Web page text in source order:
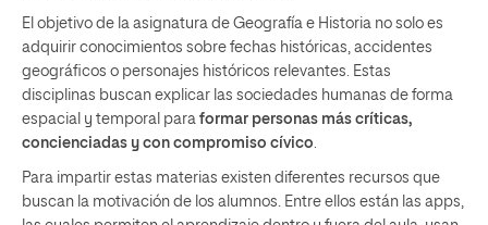
El objetivo de la asignatura de Geografía e Historia no solo es
adquirir conocimientos sobre fechas históricas, accidentes
geográficos o personajes históricos relevantes. Estas
disciplinas buscan explicar las sociedades humanas de forma
espacial y temporal para formar personas más críticas,
concienciadas y con compromiso cívico
Para impartir estas materias existen diferentes recursos que
buscan la motivación de los alumnos. Entre ellos están las apps,